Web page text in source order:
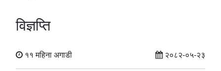
विज्ञप्ति
११ महिना अगाडी २०८२-०५-२३